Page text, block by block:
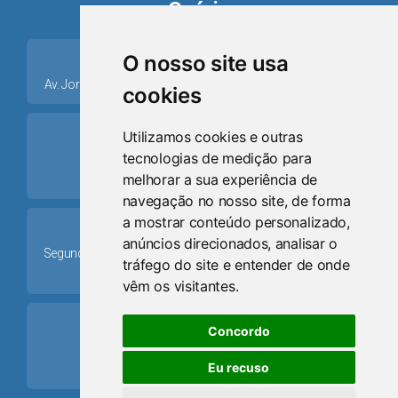
O nosso site usa
cookies
Utilizamos cookies e outras
tecnologias de medição para
melhorar a sua experiência de
navegação no nosso site, de forma
a mostrar conteúdo personalizado,
anúncios direcionados, analisar o
tráfego do site e entender de onde
vêm os visitantes.
Concordo
Eu recuso
Osório
place
Av. Jorge Dariva, 1211, Centro CEP: 95520.000 - Osório/RS
ring_volume
Telefone
(51) 9 8024-0884
Schedule
Segunda-feira a Sexta-feira: 08h às 12h e das 13h30min às
17h30min
mail
Email
camaraosorio@gmail.com